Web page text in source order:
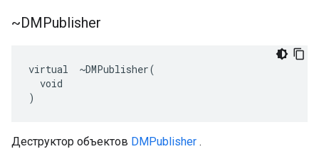
~DMPublisher
virtual  ~DMPublisher(
  void
)
Деструктор объектов DMPublisher .